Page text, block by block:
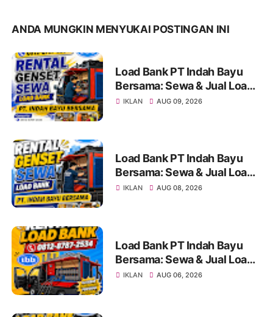
ANDA MUNGKIN MENYUKAI POSTINGAN INI
Load Bank PT Indah Bayu
Bersama: Sewa & Jual Load
Bank Terpercaya Jakarta |
IKLAN AUG 09, 2026
Load Bank PT Indah Bayu
Bersama: Sewa & Jual Load
Bank Terpercaya Jakarta |
IKLAN AUG 08, 2026
Load Bank PT Indah Bayu
Bersama: Sewa & Jual Load
Bank Terpercaya Jakarta |
IKLAN AUG 06, 2026